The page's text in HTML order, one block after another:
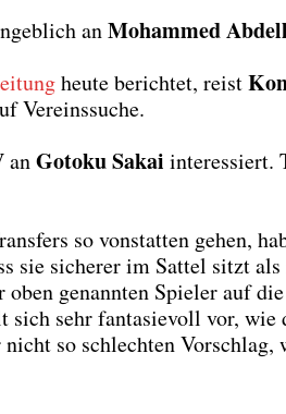
anMoham­med
heu­te berich­tet, reist
Ver­eins­su­che.
anGoto­ku Sakai inter­es­siert.
so von­stat­ten gehen,
sie siche­rer im Sat­tel sitzt
oben genann­ten Spie­ler auf
sich sehr fan­ta­sie­voll vor, wie
so schlech­ten